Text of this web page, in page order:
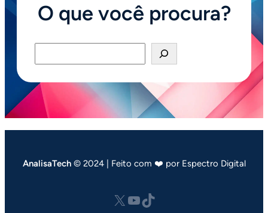
O que você procura?
AnalisaTech © 2024 | Feito com ❤️ por Espectro Digital
X Youtube tiktok.com/@analisatech